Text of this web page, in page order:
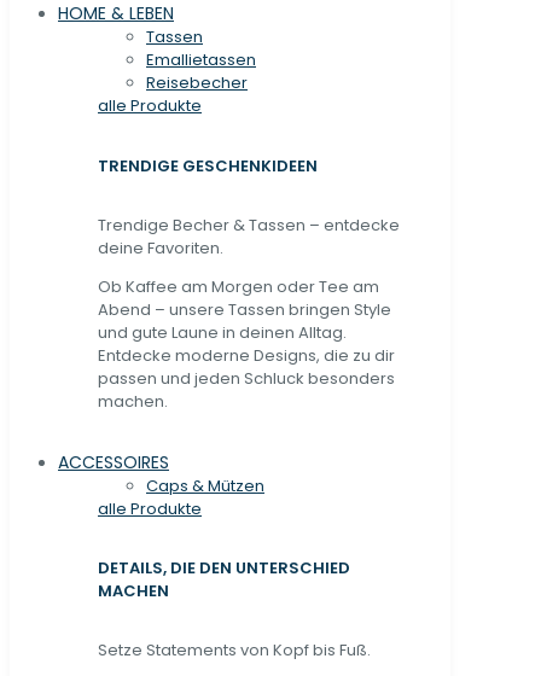
HOME & LEBEN
Tassen
Emallietassen
Reisebecher
alle Produkte
TRENDIGE GESCHENKIDEEN
Trendige Becher & Tassen – entdecke
deine Favoriten.
Ob Kaffee am Morgen oder Tee am
Abend – unsere Tassen bringen Style
und gute Laune in deinen Alltag.
Entdecke moderne Designs, die zu dir
passen und jeden Schluck besonders
machen.
ACCESSOIRES
Caps & Mützen
alle Produkte
DETAILS, DIE DEN UNTERSCHIED
MACHEN
Setze Statements von Kopf bis Fuß.